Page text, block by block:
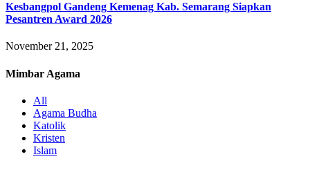
Kesbangpol Gandeng Kemenag Kab. Semarang Siapkan
Pesantren Award 2026
November 21, 2025
Mimbar Agama
All
Agama Budha
Katolik
Kristen
Islam